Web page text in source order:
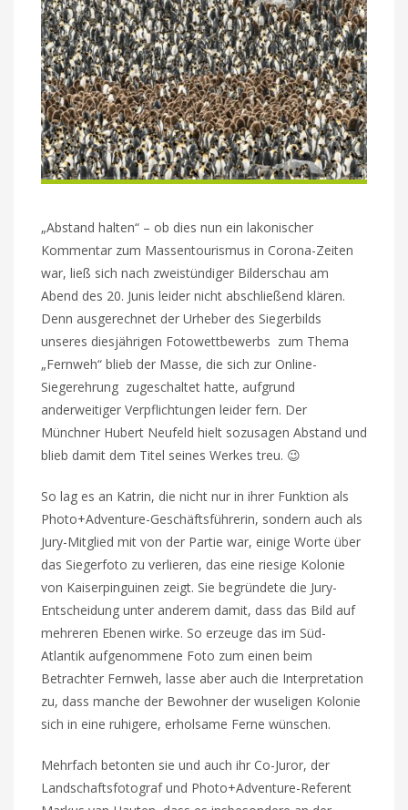
„Abstand halten“ – ob dies nun ein lakonischer
Kommentar zum Massentourismus in Corona-Zeiten
war, ließ sich nach zweistündiger Bilderschau am
Abend des 20. Junis leider nicht abschließend klären.
Denn ausgerechnet der Urheber des Siegerbilds
unseres diesjährigen Fotowettbewerbs zum Thema
„Fernweh“ blieb der Masse, die sich zur Online-
Siegerehrung zugeschaltet hatte, aufgrund
anderweitiger Verpflichtungen leider fern. Der
Münchner Hubert Neufeld hielt sozusagen Abstand und
blieb damit dem Titel seines Werkes treu. 😉
So lag es an Katrin, die nicht nur in ihrer Funktion als
Photo+Adventure-Geschäftsführerin, sondern auch als
Jury-Mitglied mit von der Partie war, einige Worte über
das Siegerfoto zu verlieren, das eine riesige Kolonie
von Kaiserpinguinen zeigt. Sie begründete die Jury-
Entscheidung unter anderem damit, dass das Bild auf
mehreren Ebenen wirke. So erzeuge das im Süd-
Atlantik aufgenommene Foto zum einen beim
Betrachter Fernweh, lasse aber auch die Interpretation
zu, dass manche der Bewohner der wuseligen Kolonie
sich in eine ruhigere, erholsame Ferne wünschen.
Mehrfach betonten sie und auch ihr Co-Juror, der
Landschaftsfotograf und Photo+Adventure-Referent